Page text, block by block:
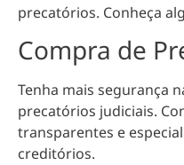
precatórios. Conheça
Compra de
Tenha mais segurança
precatórios judiciais.
transparentes e
creditórios.